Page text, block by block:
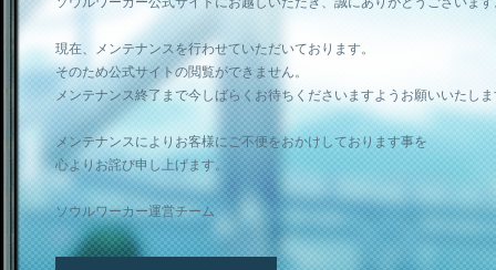
現在、メンテナンスを行わせていただいております。
そのため公式サイトの閲覧ができません。
メンテナンス終了まで今しばらくお待ちくださいますようお願いいたし
メンテナンスによりお客様にご不便をおかけしております事を
心よりお詫び申し上げます。
ソウルワーカー運営チーム